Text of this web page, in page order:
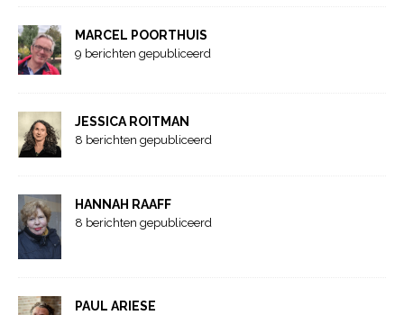
MARCEL POORTHUIS
9 berichten gepubliceerd
JESSICA ROITMAN
8 berichten gepubliceerd
HANNAH RAAFF
8 berichten gepubliceerd
PAUL ARIESE